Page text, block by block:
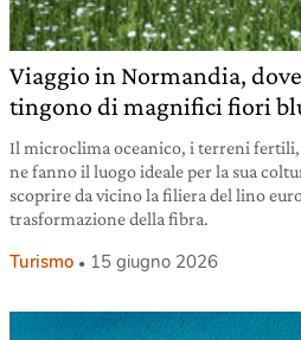
Viaggio in Normandia,
tingono di magnifici fiori
Il microclima oceanico, i terreni fertili,
ne fanno il luogo ideale per la sua
scoprire da vicino la filiera del lino
trasformazione della fibra.
Turismo 15 giugno 2026